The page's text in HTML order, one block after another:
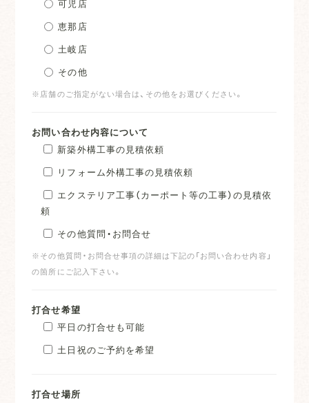
可児店
恵那店
土岐店
その他
※店舗のご指定がない場合は、その他をお選びください。
お問い合わせ内容について
新築外構工事の見積依頼
リフォーム外構工事の見積依頼
エクステリア工事（カーポート等の工事）の見積依
頼
その他質問・お問合せ
※その他質問・お問合せ事項の詳細は下記の「お問い合わせ内容」
の箇所にご記入下さい。
打合せ希望
平日の打合せも可能
土日祝のご予約を希望
打合せ場所